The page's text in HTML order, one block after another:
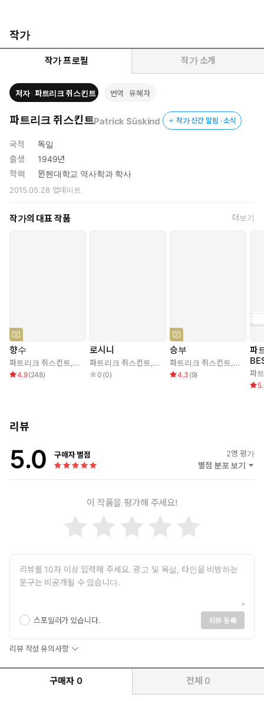
작가
작가 프로필 작가 소개
저자 파트리크 쥐스킨트 번역 유혜자
파트리크 쥐스킨트Patrick Süskind 작가 신간 알림 · 소식
국적
독일
출생
1949년
학력
뮌헨대학교 역사학과 학사
2015.05.28 업데이트
작가의 대표 작품 더보기
향수
파트리크 쥐스킨트 강명순
4.9(248)
로시니
파트리크 쥐스킨트 헬무트 디틀,강명순
0 (0)
승부
파트리크 쥐스킨트 장 자크
4.3 (9)
파
권)
파
리뷰
5.0 구매자 별점 2명 평가
별점 분포 보기
이 작품을 평가해 주세요!
스포일러가 있습니다. 리뷰 등록
리뷰 작성 유의사항
구매자 0 전체 0